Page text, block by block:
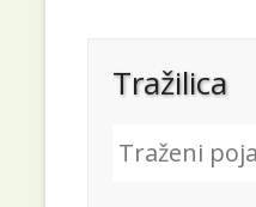
Tražilica